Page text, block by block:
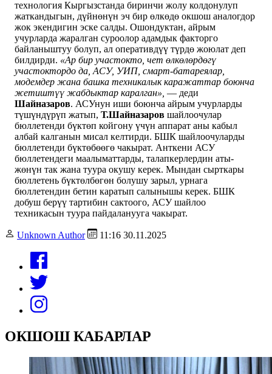
технология Кыргызстанда биринчи жолу колдонулуп
жаткандыгын, дүйнөнүн эч бир өлкөдө окшош аналогдор
жок экендигин эске салды. Ошондуктан, айрым
учурларда жаралган суроолор адамдык факторго
байланыштуу болуп, ал оперативдүү түрдө жоюлат деп
билдирди. «Ар бир участокто, чет өлкөлөрдөгү
участоктордо да, АСУ, УИП, смарт-батареялар,
модемдер жана башка техникалык каражаттар боюнча
жетиштүү жабдыктар каралган», — деди
Шайназаров. АСУнун иши боюнча айрым учурларды
түшүндүрүп жатып, Т.Шайназаров шайлоочулар
бюллетенди бүктөп койгону үчүн аппарат аны кабыл
албай калганын мисал келтирди. БШК шайлоочуларды
бюллетенди бүктөбөөгө чакырат. Анткени АСУ
бюллетендеги маалыматтарды, талапкерлердин аты-
жөнүн так жана туура окушу керек. Мындан сырткары
бюллетень бүктөлбөгөн болушу зарыл, урнага
бюллетендин бетин каратып салынышы керек. БШК
добуш берүү тартибин сактоого, АСУ шайлоо
техникасын туура пайдаланууга чакырат.
Unknown Author 11:16 30.11.2025
ОКШОШ КАБАРЛАР